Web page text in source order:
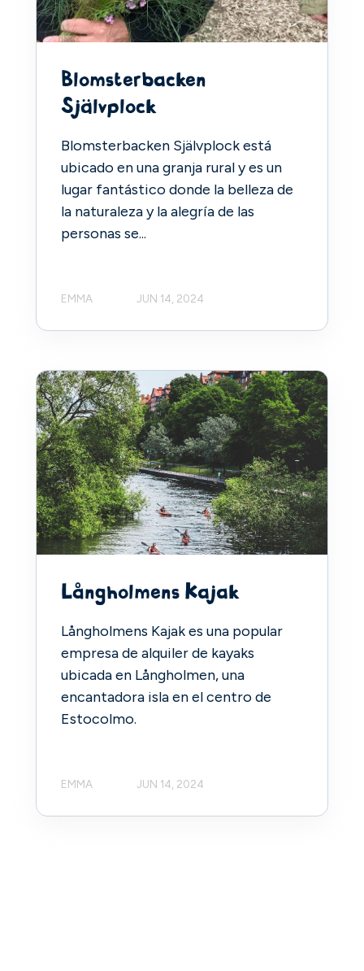
Blomsterbacken
Självplock
Blomsterbacken Självplock está
ubicado en una granja rural y es un
lugar fantástico donde la belleza de
la naturaleza y la alegría de las
personas se...
EMMA JUN 14, 2024
Långholmens Kajak
Långholmens Kajak es una popular
empresa de alquiler de kayaks
ubicada en Långholmen, una
encantadora isla en el centro de
Estocolmo.
EMMA JUN 14, 2024